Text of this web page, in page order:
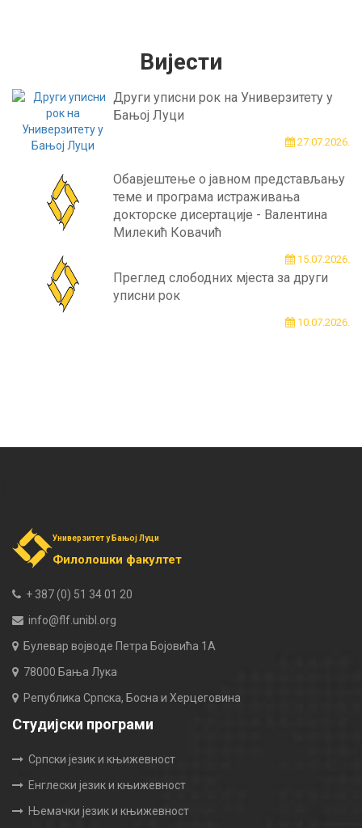
Вијести
Други уписни рок на Универзитету у
Бањој Луци
27.07.2026.
Обавјештење о јавном представљању
теме и програма истраживања
докторске дисертације - Валентина
Милекић Ковачић
15.07.2026.
Преглед слободних мјеста за други
уписни рок
10.07.2026.
Универзитет у Бањој Луци
Филолошки факултет
+ 387 (0) 51 34 01 20
info@flf.unibl.org
Булевар војводе Петра Бојовића 1А
78000 Бања Лука
Република Српска, Босна и Херцеговина
Студијски програми
Српски језик и књижевност
Енглески језик и књижевност
Њемачки језик и књижевност